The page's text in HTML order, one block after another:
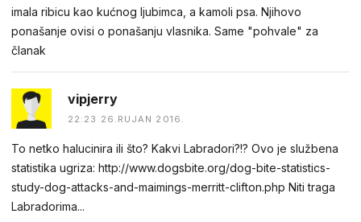
imala ribicu kao kućnog ljubimca, a kamoli psa. Njihovo
ponašanje ovisi o ponašanju vlasnika. Same "pohvale" za
članak
vipjerry
22:23 26.RUJAN 2016.
To netko halucinira ili što? Kakvi Labradori?!? Ovo je službena
statistika ugriza: http://www.dogsbite.org/dog-bite-statistics-
study-dog-attacks-and-maimings-merritt-clifton.php Niti traga
Labradorima...